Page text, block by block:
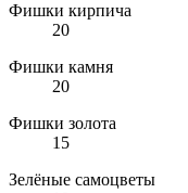
Фишки кирпича
20
Фишки камня
20
Фишки золота
15
Зелёные самоцветы